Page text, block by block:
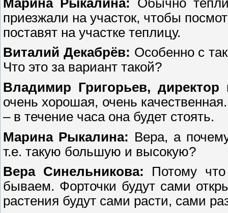
приезжали на участок, чтобы
поставят на участке теплицу.
Виталий Декабрёв: Особенно с
Что это за вариант такой?
Владимир Григорьев, директор
очень хорошая, очень
– в течение часа она будет стоять.
Марина Рыкалина: Вера, а
т.е. такую большую и высокую?
Вера Синельникова: Потому
бываем. Форточки будут сами
растения будут сами расти, сами